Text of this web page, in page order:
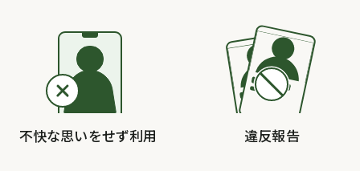
不快な思いをせず利用 違反報告